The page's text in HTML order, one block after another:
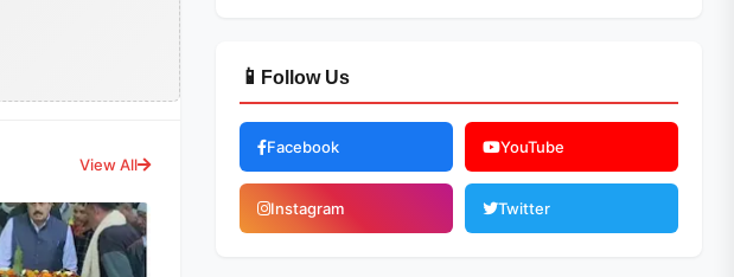
View All
📱 Follow Us
Facebook YouTube
Instagram Twitter